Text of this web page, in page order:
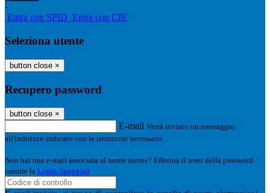
-
Entra con SPID Entra con CIE
Seleziona utente
button close ×
Recupero password
button close ×
E-mail Verrà inviato un messaggio
all'indirizzo indicato con le istruzioni necessarie.
Non hai una e-mail associata al nome utente? Effettua il reset della password
tramite la Login Spaggiari